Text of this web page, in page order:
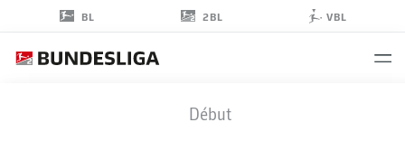
BL 2BL VBL
Début